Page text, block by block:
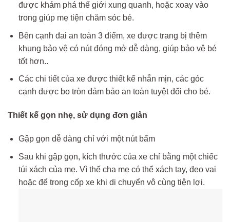
được khám phá thế giới xung quanh, hoặc xoay vào
trong giúp mẹ tiện chăm sóc bé.
Bên cạnh đai an toàn 3 điểm, xe được trang bị thêm
khung bảo vệ có nút đóng mở dễ dàng, giúp bảo vệ bé
tốt hơn..
Các chi tiết của xe được thiết kế nhẵn mịn, các góc
cạnh được bo tròn đảm bảo an toàn tuyệt đối cho bé.
Thiết kế gọn nhẹ, sử dụng đơn giản
Gập gọn dễ dàng chỉ với một nút bấm
Sau khi gập gọn, kích thước của xe chỉ bằng một chiếc
túi xách của mẹ. Vì thế cha mẹ có thể xách tay, đeo vai
hoặc để trong cốp xe khi di chuyển vô cùng tiện lợi.